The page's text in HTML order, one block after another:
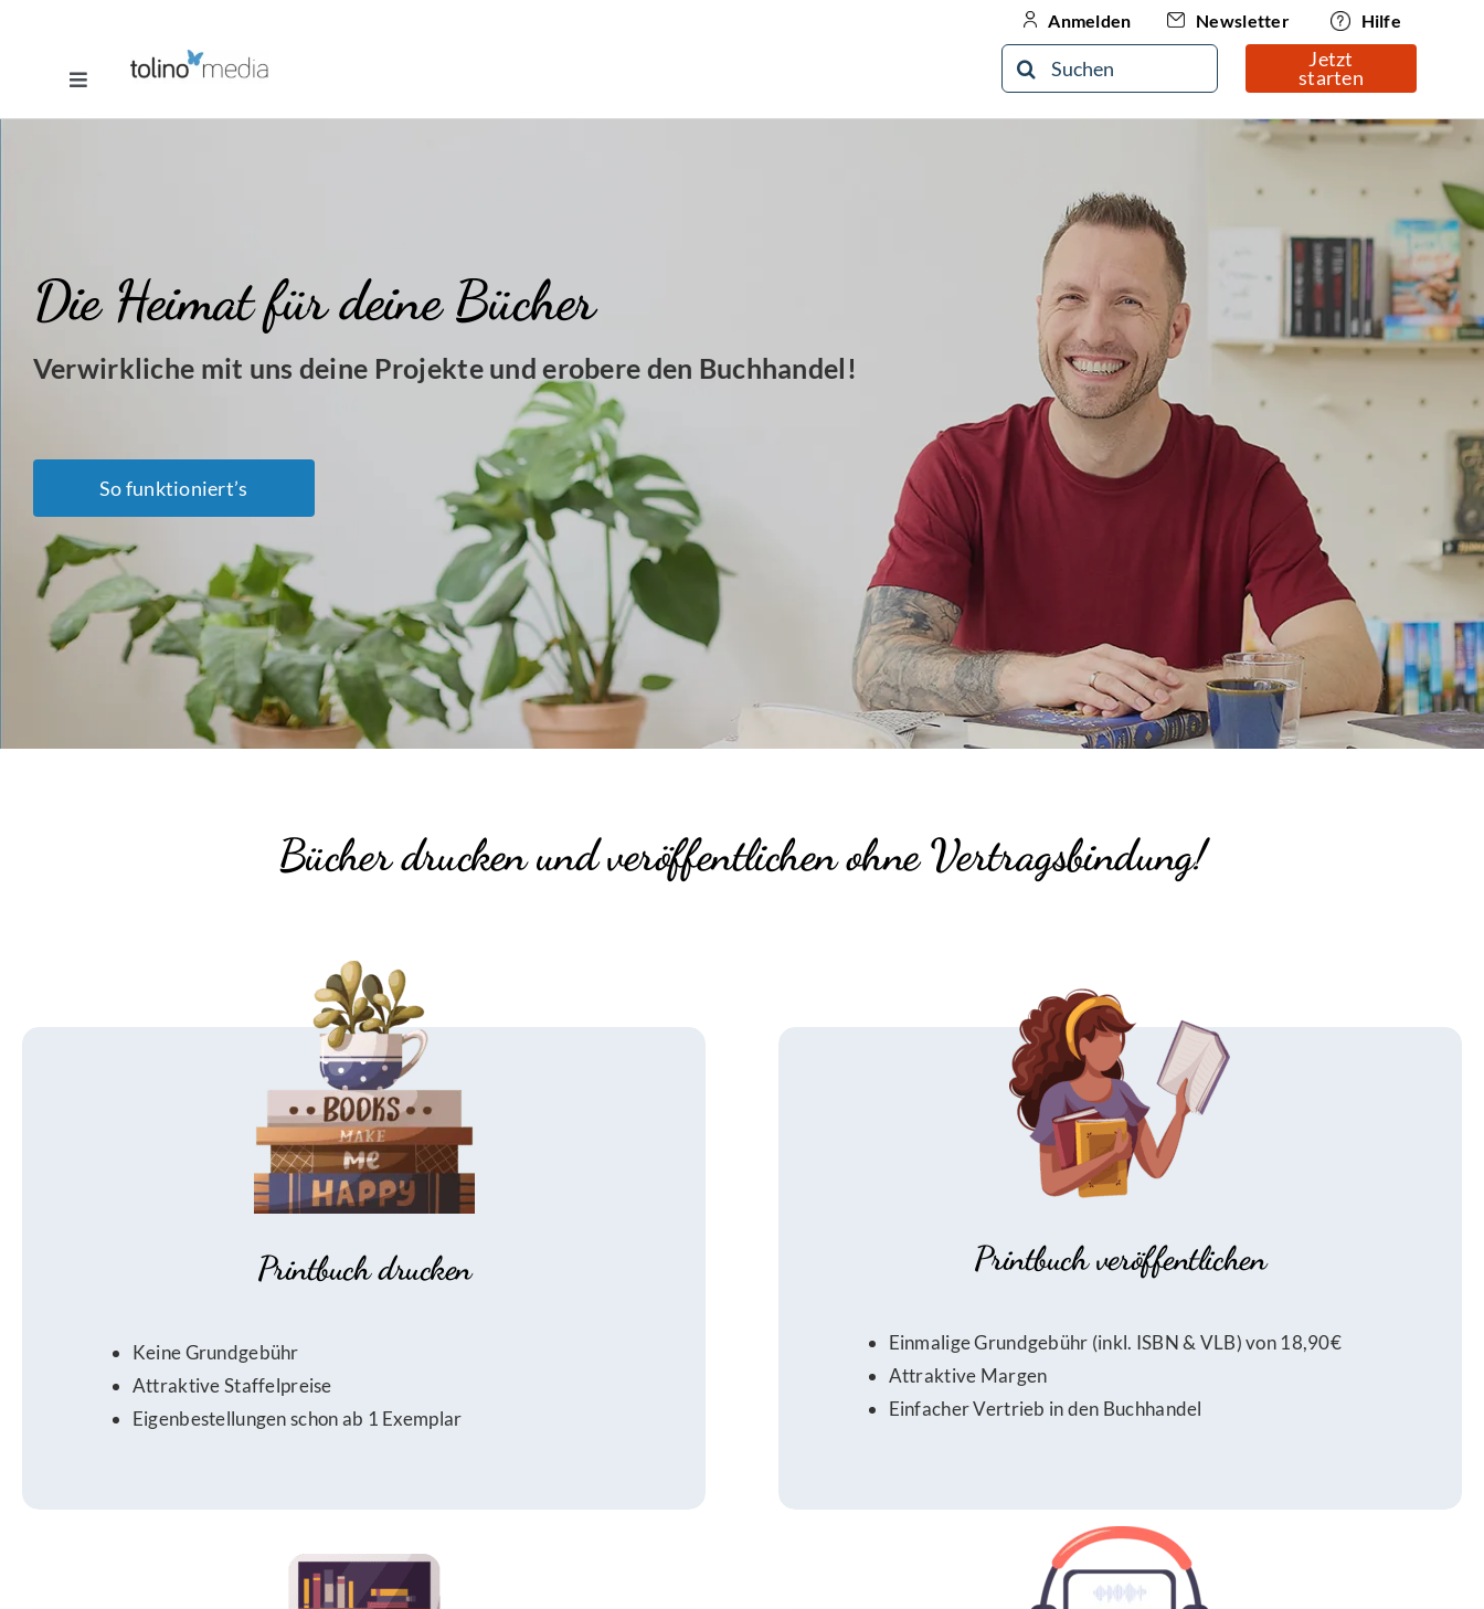
springen
Anmelden Newsletter Hilfe
Toggle
Navigation
Selfpublishing
Suche
nach:
Jetzt
starten
Die Heimat für deine Bücher
Verwirkliche mit uns deine Projekte und erobere den Buchhandel!
So funktioniert’s
Bücher drucken und veröffentlichen ohne Vertragsbindung!
Printbuch drucken
Keine Grundgebühr
Attraktive Staffelpreise
Eigenbestellungen schon ab 1 Exemplar
Printbuch veröffentlichen
Einmalige Grundgebühr (inkl. ISBN & VLB) von 18,90€
Attraktive Margen
Einfacher Vertrieb in den Buchhandel